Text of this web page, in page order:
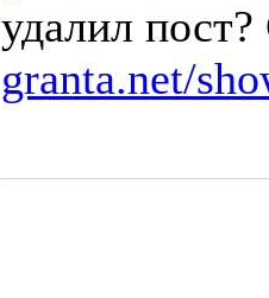
удалил
granta.net/